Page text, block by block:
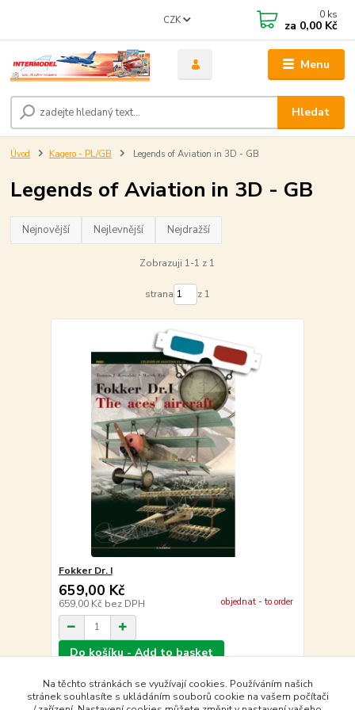
Menu
CZK
Hledat
0 ks
za 0,00 Kč
Úvod Kagero - PL/GB Legends of Aviation in 3D - GB
Legends of Aviation in 3D - GB
Nejnovější Nejlevnější Nejdražší
Zobrazuji 1-1 z 1
strana z 1
Fokker Dr. I
659,00 Kč
659,00 Kč bez DPH objednat - to order
Do košíku - Add to basket
strana z 1
Na těchto stránkách se využívají cookies. Používáním našich
stránek souhlasíte s ukládáním souborů cookie na vašem počítači